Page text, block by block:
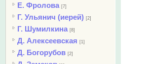
Е. Фролова [7]
Г. Ульянич (иерей) [2]
Г. Шумилкина [8]
Д. Алексеевская [1]
Д. Богорубов [2]